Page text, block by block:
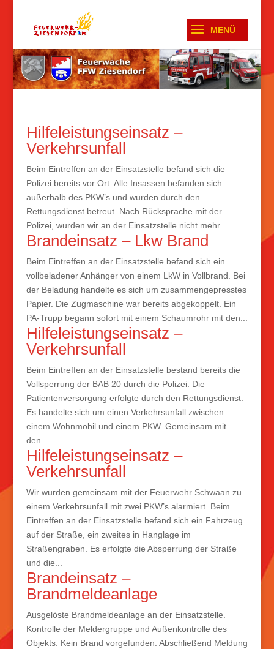
Hilfeleistungseinsatz –
Verkehrsunfall
Beim Eintreffen an der Einsatzstelle befand sich die
Polizei bereits vor Ort. Alle Insassen befanden sich
außerhalb des PKW’s und wurden durch den
Rettungsdienst betreut. Nach Rücksprache mit der
Polizei, wurden wir an der Einsatzstelle nicht mehr...
Brandeinsatz – Lkw Brand
Beim Eintreffen an der Einsatzstelle befand sich ein
vollbeladener Anhänger von einem LkW in Vollbrand. Bei
der Beladung handelte es sich um zusammengepresstes
Papier. Die Zugmaschine war bereits abgekoppelt. Ein
PA-Trupp begann sofort mit einem Schaumrohr mit den...
Hilfeleistungseinsatz –
Verkehrsunfall
Beim Eintreffen an der Einsatzstelle bestand bereits die
Vollsperrung der BAB 20 durch die Polizei. Die
Patientenversorgung erfolgte durch den Rettungsdienst.
Es handelte sich um einen Verkehrsunfall zwischen
einem Wohnmobil und einem PKW. Gemeinsam mit
den...
Hilfeleistungseinsatz –
Verkehrsunfall
Wir wurden gemeinsam mit der Feuerwehr Schwaan zu
einem Verkehrsunfall mit zwei PKW’s alarmiert. Beim
Eintreffen an der Einsatzstelle befand sich ein Fahrzeug
auf der Straße, ein zweites in Hanglage im
Straßengraben. Es erfolgte die Absperrung der Straße
und die...
Brandeinsatz –
Brandmeldeanlage
Ausgelöste Brandmeldeanlage an der Einsatzstelle.
Kontrolle der Meldergruppe und Außenkontrolle des
Objekts. Kein Brand vorgefunden. Abschließend Meldung